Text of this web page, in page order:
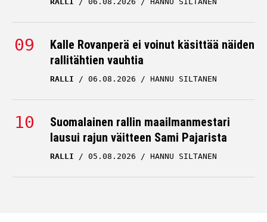
Kalle Rovanperä ei voinut käsittää näiden
rallitähtien vauhtia
RALLI 06.08.2026 HANNU SILTANEN
Suomalainen rallin maailmanmestari
lausui rajun väitteen Sami Pajarista
RALLI 05.08.2026 HANNU SILTANEN